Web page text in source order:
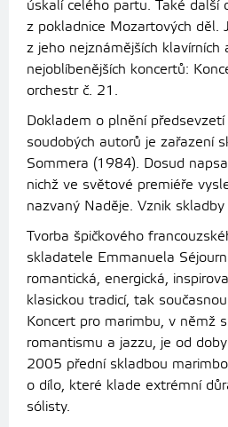
úskalí celého partu. Také další
z pokladnice Mozartových děl.
z jeho nejznámějších klavírních
nejoblíbenějších koncertů:
orchestr č. 21.
Dokladem o plnění
soudobých autorů je zařazení
Sommera (1984). Dosud
nichž ve světové premiéře
nazvaný Naděje. Vznik
Tvorba špičkového
skladatele Emmanuela
romantická, energická,
klasickou tradicí, tak
Koncert pro marimbu, v němž
romantismu a jazzu, je od
2005 přední skladbou
o dílo, které klade extrémní
sólisty.